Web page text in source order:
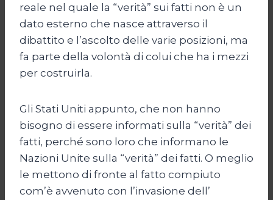
reale nel quale la “verità” sui fatti non è un
dato esterno che nasce attraverso il
dibattito e l’ascolto delle varie posizioni, ma
fa parte della volontà di colui che ha i mezzi
per costruirla.
Gli Stati Uniti appunto, che non hanno
bisogno di essere informati sulla “verità” dei
fatti, perché sono loro che informano le
Nazioni Unite sulla “verità” dei fatti. O meglio
le mettono di fronte al fatto compiuto
com’è avvenuto con l’invasione dell’